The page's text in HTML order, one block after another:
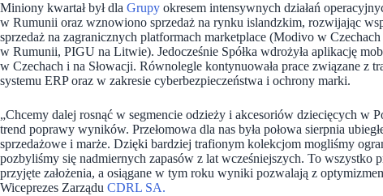
Miniony kwartał był dla Grupy okresem intensywnych działań
w Rumunii oraz wznowiono sprzedaż na rynku islandzkim, rozwijając
sprzedaż na zagranicznych platformach marketplace (Modivo w
w Rumunii, PIGU na Litwie). Jedocześnie Spółka wdrożyła aplikację
w Czechach i na Słowacji. Równolegle kontynuowała prace związane z
systemu ERP oraz w zakresie cyberbezpieczeństwa i ochrony marki.
„Chcemy dalej rosnąć w segmencie odzieży i akcesoriów dziecięcych w
trend poprawy wyników. Przełomowa dla nas była połowa sierpnia
sprzedażowe i marże. Dzięki bardziej trafionym kolekcjom mogliśmy
pozbyliśmy się nadmiernych zapasów z lat wcześniejszych. To
przyjęte założenia, a osiągane w tym roku wyniki pozwalają z
Wiceprezes Zarządu CDRL SA.